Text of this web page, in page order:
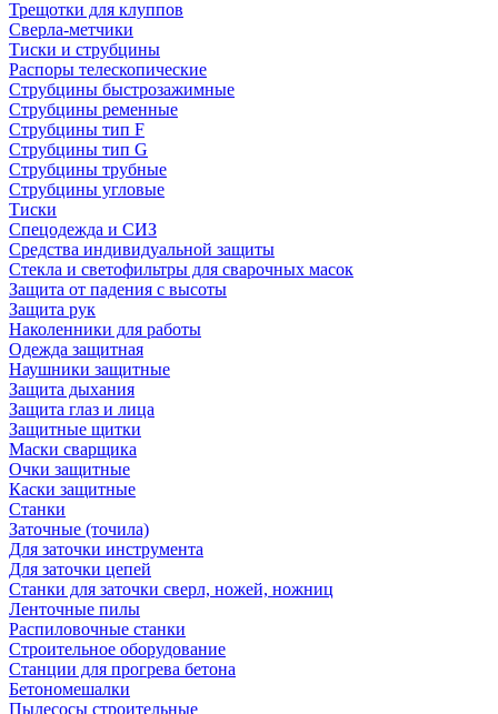
Трещотки для клуппов
Сверла-метчики
Тиски и струбцины
Распоры телескопические
Струбцины быстрозажимные
Струбцины ременные
Струбцины тип F
Струбцины тип G
Струбцины трубные
Струбцины угловые
Тиски
Спецодежда и СИЗ
Средства индивидуальной защиты
Стекла и светофильтры для сварочных масок
Защита от падения с высоты
Защита рук
Наколенники для работы
Одежда защитная
Наушники защитные
Защита дыхания
Защита глаз и лица
Защитные щитки
Маски сварщика
Очки защитные
Каски защитные
Станки
Заточные (точила)
Для заточки инструмента
Для заточки цепей
Станки для заточки сверл, ножей, ножниц
Ленточные пилы
Распиловочные станки
Строительное оборудование
Станции для прогрева бетона
Бетономешалки
Пылесосы строительные